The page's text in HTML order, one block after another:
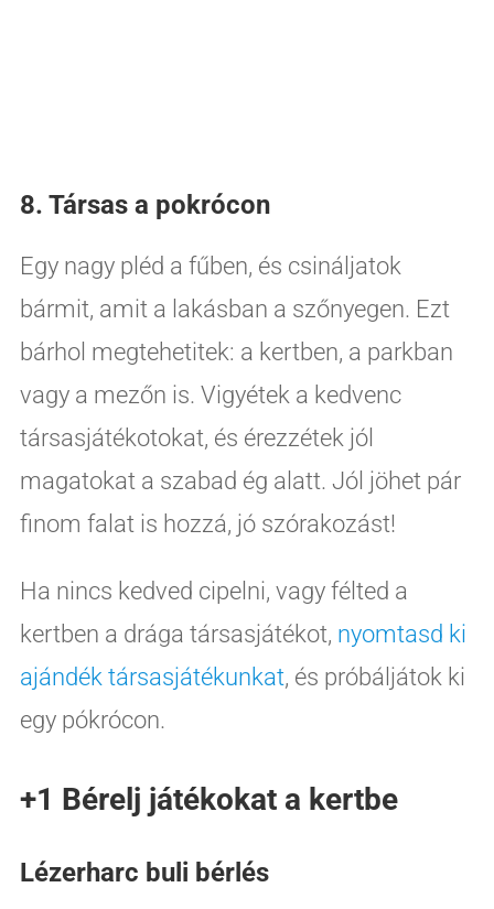
8. Társas a pokrócon
Egy nagy pléd a fűben, és csináljatok
bármit, amit a lakásban a szőnyegen. Ezt
bárhol megtehetitek: a kertben, a parkban
vagy a mezőn is. Vigyétek a kedvenc
társasjátékotokat, és érezzétek jól
magatokat a szabad ég alatt. Jól jöhet pár
finom falat is hozzá, jó szórakozást!
Ha nincs kedved cipelni, vagy félted a
kertben a drága társasjátékot, nyomtasd ki
ajándék társasjátékunkat, és próbáljátok ki
egy pókrócon.
+1 Bérelj játékokat a kertbe
Lézerharc buli bérlés